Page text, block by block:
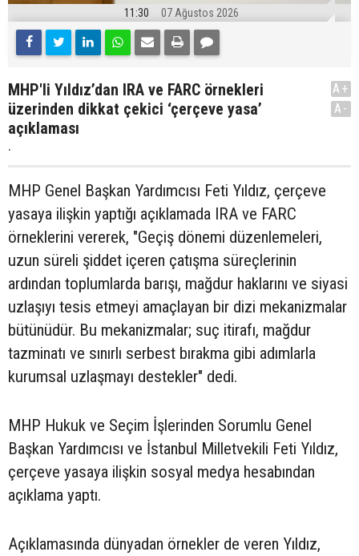
11:30 07 Ağustos 2026
MHP'li Yıldız’dan IRA ve FARC örnekleri
üzerinden dikkat çekici ‘çerçeve yasa’
açıklaması
.
A+
A-
MHP Genel Başkan Yardımcısı Feti Yıldız, çerçeve
yasaya ilişkin yaptığı açıklamada IRA ve FARC
örneklerini vererek, "Geçiş dönemi düzenlemeleri,
uzun süreli şiddet içeren çatışma süreçlerinin
ardından toplumlarda barışı, mağdur haklarını ve siyasi
uzlaşıyı tesis etmeyi amaçlayan bir dizi mekanizmalar
bütünüdür. Bu mekanizmalar; suç itirafı, mağdur
tazminatı ve sınırlı serbest bırakma gibi adımlarla
kurumsal uzlaşmayı destekler" dedi.
MHP Hukuk ve Seçim İşlerinden Sorumlu Genel
Başkan Yardımcısı ve İstanbul Milletvekili Feti Yıldız,
çerçeve yasaya ilişkin sosyal medya hesabından
açıklama yaptı.
Açıklamasında dünyadan örnekler de veren Yıldız,